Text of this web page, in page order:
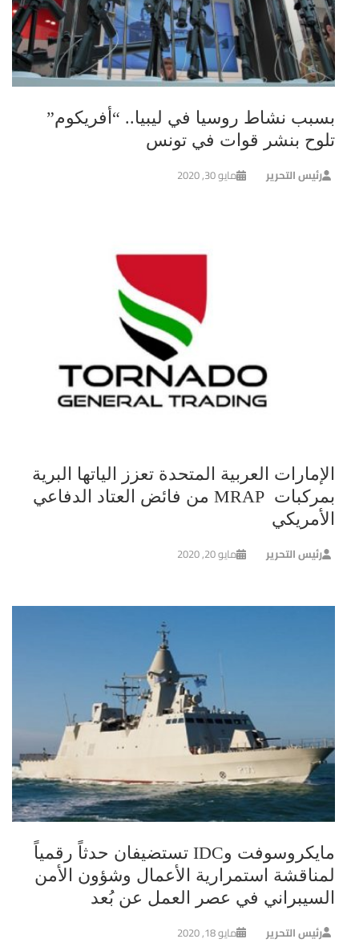
بسبب نشاط روسيا في ليبيا.. “أفريكوم”
تلوح بنشر قوات في تونس
رئيس التحرير مايو 30, 2020
الإمارات العربية المتحدة تعزز الياتها البرية
بمركبات MRAP من فائض العتاد الدفاعي
الأمريكي
رئيس التحرير مايو 20, 2020
مايكروسوفت وIDC تستضيفان حدثاً رقمياً
لمناقشة استمرارية الأعمال وشؤون الأمن
السيبراني في عصر العمل عن بُعد
رئيس التحرير مايو 18, 2020